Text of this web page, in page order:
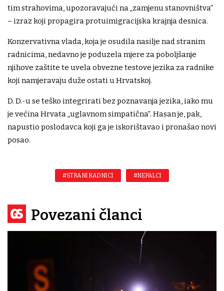
tim strahovima, upozoravajući na „zamjenu stanovništva”
– izraz koji propagira protuimigracijska krajnja desnica.
Konzervativna vlada, koja je osudila nasilje nad stranim
radnicima, nedavno je poduzela mjere za poboljšanje
njihove zaštite te uvela obvezne testove jezika za radnike
koji namjeravaju duže ostati u Hrvatskoj.
D. D.-u se teško integrirati bez poznavanja jezika, iako mu
je većina Hrvata „uglavnom simpatična”. Hasan je, pak,
napustio poslodavca koji ga je iskorištavao i pronašao novi
posao.
#STRANI RADNICI #NEPALCI
Povezani članci